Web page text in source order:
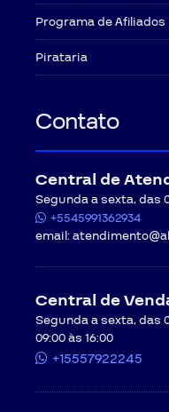
Programa de Afiliados
Pirataria
Contato
Central de
Segunda a sexta, das
+5545991362934
email:
Central de
Segunda a sexta, das
09:00 às 16:00
+15557922245